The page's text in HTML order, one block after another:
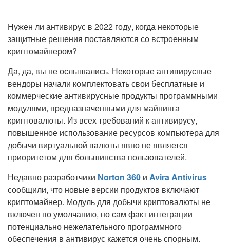
Нужен ли антивирус в 2022 году, когда некоторые
защитные решения поставляются со встроенным
криптомайнером?
Да, да, вы не ослышались. Некоторые антивирусные
вендоры начали комплектовать свои бесплатные и
коммерческие антивирусные продукты программными
модулями, предназначенными для майнинга
криптовалюты. Из всех требований к антивирусу,
повышенное использование ресурсов компьютера для
добычи виртуальной валюты явно не является
приоритетом для большинства пользователей.
Недавно разработчики Norton 360 и Avira Antivirus
сообщили, что новые версии продуктов включают
криптомайнер. Модуль для добычи криптовалюты не
включен по умолчанию, но сам факт интеграции
потенциально нежелательного программного
обеспечения в антивирус кажется очень спорным.